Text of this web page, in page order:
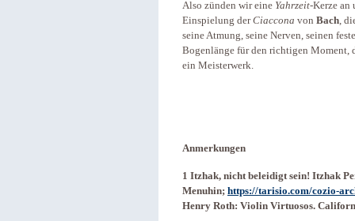
Also zünden wir eine Yahrzeit-Kerze an
Einspielung derCiaccona von Bach,
seine Atmung, seine Nerven, seinen
Bogenlänge für den richtigen Moment,
ein Meisterwerk.
Anmerkungen
1 Itzhak, nicht beleidigt sein! Itzhak
Menuhin; https://tarisio.com/cozio-
Henry Roth: Violin Virtuosos.